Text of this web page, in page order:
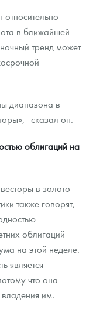
в ближайшей
тренд может
диапазона в
- сказал он.
облигаций на
в золото
также говорят,
облигаций
на этой неделе.
является
что она
им.